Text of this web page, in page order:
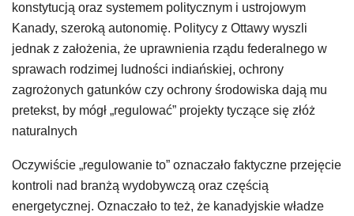
konstytucją oraz systemem politycznym i ustrojowym
Kanady, szeroką autonomię. Politycy z Ottawy wyszli
jednak z założenia, że uprawnienia rządu federalnego w
sprawach rodzimej ludności indiańskiej, ochrony
zagrożonych gatunków czy ochrony środowiska dają mu
pretekst, by mógł „regulować” projekty tyczące się złóż
naturalnych
Oczywiście „regulowanie to” oznaczało faktyczne przejęcie
kontroli nad branżą wydobywczą oraz częścią
energetycznej. Oznaczało to też, że kanadyjskie władze